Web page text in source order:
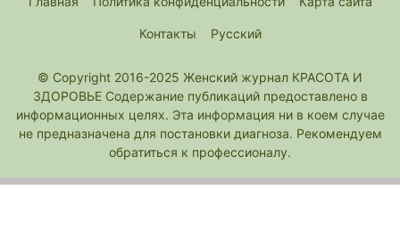
Контакты Русский
© Copyright 2016-2025 Женский журнал КРАСОТА И
ЗДОРОВЬЕ Содержание публикаций предоставлено в
информационных целях. Эта информация ни в коем случае
не предназначена для постановки диагноза. Рекомендуем
обратиться к профессионалу.